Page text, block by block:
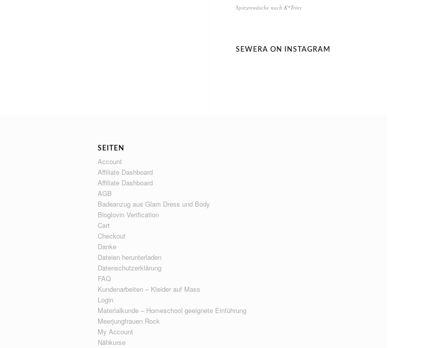
Spitzenwäsche nach K*Triny
SEWERA ON INSTAGRAM
SEITEN
Account
Affiliate Dashboard
Affiliate Dashboard
AGB
Badeanzug aus Glam Dress und Body
Bloglovin Verification
Cart
Checkout
Danke
Dateien herunterladen
Datenschutzerklärung
FAQ
Kundenarbeiten – Kleider auf Mass
Login
Materialkunde – Homeschool geeignete Einführung
Meerjungfrauen Rock
My Account
Nähkurse